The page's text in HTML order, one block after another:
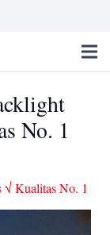
No. 1
Kualitas No. 1